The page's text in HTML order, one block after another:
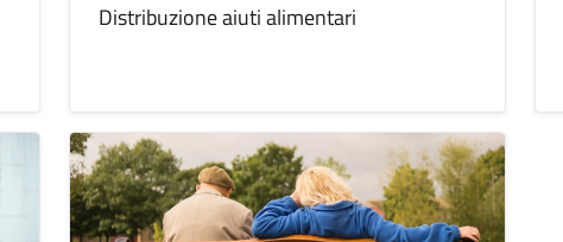
Distribuzione aiuti alimentari